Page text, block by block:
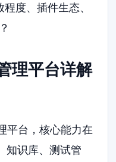
程度、插件生态、
理平台详解
平台，核心能力在
知识库、测试管